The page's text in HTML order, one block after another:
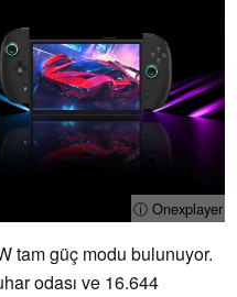
ⓘ Onexplayer
tam güç modu bulunuyor.
odası ve 16.644